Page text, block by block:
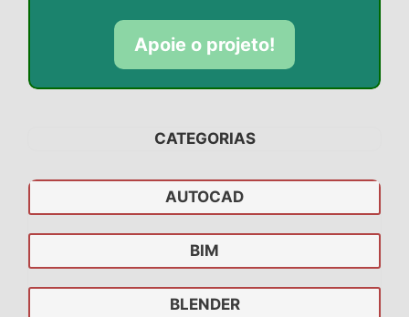
Apoie o projeto!
CATEGORIAS
AUTOCAD
BIM
BLENDER